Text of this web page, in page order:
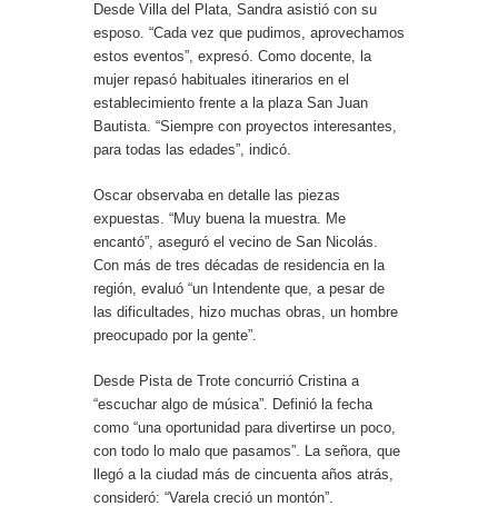
Desde Villa del Plata, Sandra asistió con su
esposo. “Cada vez que pudimos, aprovechamos
estos eventos”, expresó. Como docente, la
mujer repasó habituales itinerarios en el
establecimiento frente a la plaza San Juan
Bautista. “Siempre con proyectos interesantes,
para todas las edades”, indicó.
Oscar observaba en detalle las piezas
expuestas. “Muy buena la muestra. Me
encantó”, aseguró el vecino de San Nicolás.
Con más de tres décadas de residencia en la
región, evaluó “un Intendente que, a pesar de
las dificultades, hizo muchas obras, un hombre
preocupado por la gente”.
Desde Pista de Trote concurrió Cristina a
“escuchar algo de música”. Definió la fecha
como “una oportunidad para divertirse un poco,
con todo lo malo que pasamos”. La señora, que
llegó a la ciudad más de cincuenta años atrás,
consideró: “Varela creció un montón”.